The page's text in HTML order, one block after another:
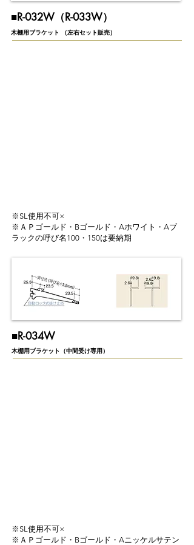
​■R-032W（R-033W）
木棚用ブラケット （左右セット販売）
※SL使用不可×
※ＡＰゴールド・Bゴールド・Aホワイト・Aブ
ラックの呼び名100・150は要納期
​■​R-034W
木棚用ブラケット（中間受け専用）
※SL使用不可×
※ＡＰゴールド・Bゴールド・Aニッケルサテン